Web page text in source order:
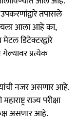
उपकरणांद्वारे तपासले
आला आहे का,
डिटेक्टरद्वारे
गेल्यावर प्रत्येक
नजर असणार आहे.
राज्य परीक्षा
असणार आहे.